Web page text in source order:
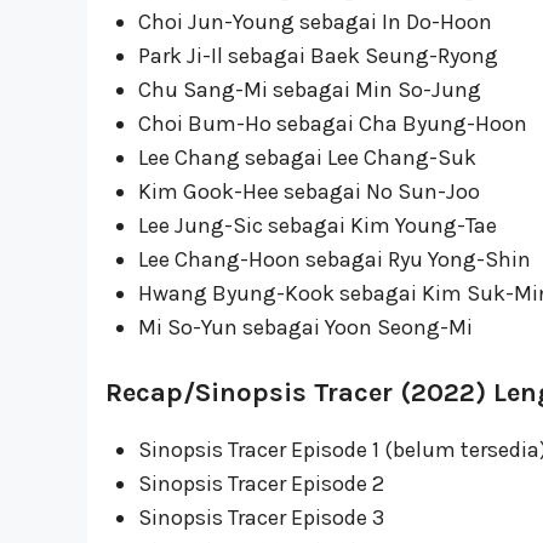
Choi Jun-Young sebagai In Do-Hoon
Park Ji-Il sebagai Baek Seung-Ryong
Chu Sang-Mi sebagai Min So-Jung
Choi Bum-Ho sebagai Cha Byung-Hoon
Lee Chang sebagai Lee Chang-Suk
Kim Gook-Hee sebagai No Sun-Joo
Lee Jung-Sic sebagai Kim Young-Tae
Lee Chang-Hoon sebagai Ryu Yong-Shin
Hwang Byung-Kook sebagai Kim Suk-
Mi So-Yun sebagai Yoon Seong-Mi
Recap/Sinopsis Tracer (2022)
Sinopsis Tracer Episode 1 (belum
Sinopsis Tracer Episode 2
Sinopsis Tracer Episode 3